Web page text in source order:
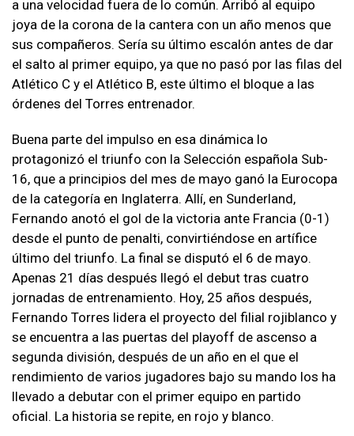
a una velocidad fuera de lo común. Arribó al equipo
joya de la corona de la cantera con un año menos que
sus compañeros. Sería su último escalón antes de dar
el salto al primer equipo, ya que no pasó por las filas del
Atlético C y el Atlético B, este último el bloque a las
órdenes del Torres entrenador.
Buena parte del impulso en esa dinámica lo
protagonizó el triunfo con la Selección española Sub-
16, que a principios del mes de mayo ganó la Eurocopa
de la categoría en Inglaterra. Allí, en Sunderland,
Fernando anotó el gol de la victoria ante Francia (0-1)
desde el punto de penalti, convirtiéndose en artífice
último del triunfo. La final se disputó el 6 de mayo.
Apenas 21 días después llegó el debut tras cuatro
jornadas de entrenamiento. Hoy, 25 años después,
Fernando Torres lidera el proyecto del filial rojiblanco y
se encuentra a las puertas del playoff de ascenso a
segunda división, después de un año en el que el
rendimiento de varios jugadores bajo su mando los ha
llevado a debutar con el primer equipo en partido
oficial. La historia se repite, en rojo y blanco.